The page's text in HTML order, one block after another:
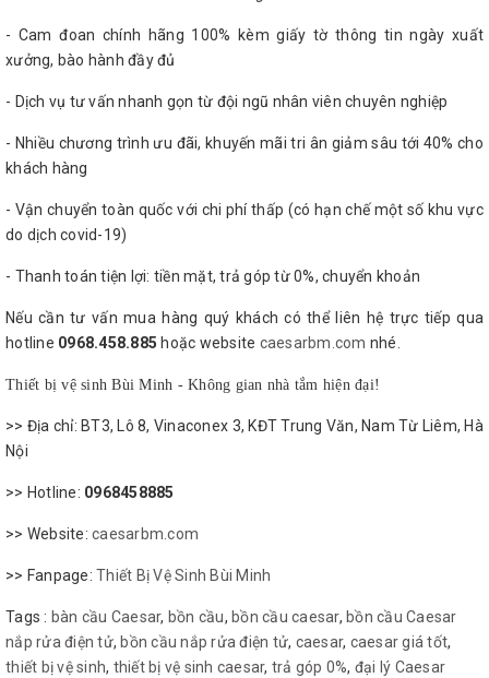
- Cam đoan chính hãng 100% kèm giấy tờ thông tin ngày xuất
xưởng, bào hành đầy đủ
- Dịch vụ tư vấn nhanh gọn từ đội ngũ nhân viên chuyên nghiệp
- Nhiều chương trình ưu đãi, khuyến mãi tri ân giảm sâu tới 40% cho
khách hàng
- Vận chuyển toàn quốc với chi phí thấp (có hạn chế một số khu vực
do dịch covid-19)
- Thanh toán tiện lợi: tiền mặt, trả góp từ 0%, chuyển khoản
Nếu cần tư vấn mua hàng quý khách có thể liên hệ trực tiếp qua
hotline 0968.458.885 hoặc website caesarbm.com nhé.
Thiết bị vệ sinh Bùi Minh - Không gian nhà tắm hiện đại!
>> Địa chỉ: BT3, Lô 8, Vinaconex 3, KĐT Trung Văn, Nam Từ Liêm, Hà
Nội
>> Hotline: 0968458885
>> Website: caesarbm.com
>> Fanpage: Thiết Bị Vệ Sinh Bùi Minh
Tags : bàn cầu Caesar, bồn cầu, bồn cầu caesar, bồn cầu Caesar
nắp rửa điện tử, bồn cầu nắp rửa điện tử, caesar, caesar giá tốt,
thiết bị vệ sinh, thiết bị vệ sinh caesar, trả góp 0%, đại lý Caesar